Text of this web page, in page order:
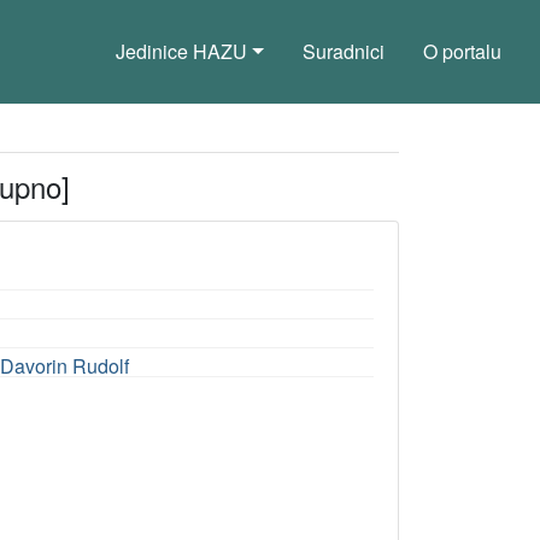
Jedinice HAZU Suradnici O portalu
Rudolf